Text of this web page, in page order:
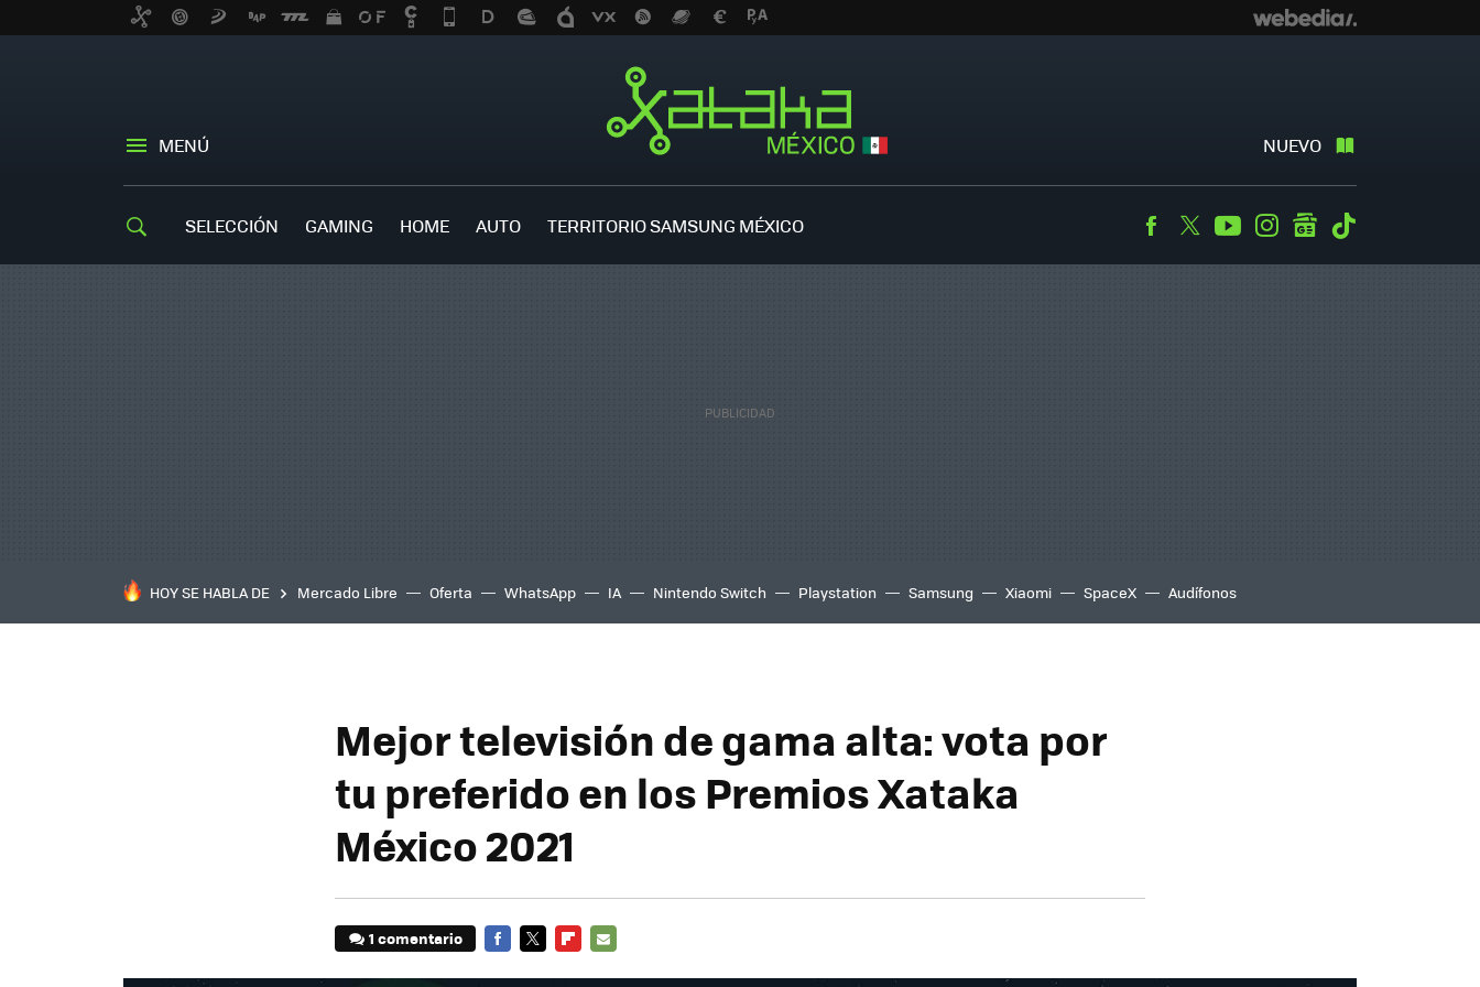
MENÚ NUEVO
SELECCIÓN GAMING HOME AUTO TERRITORIO SAMSUNG MÉXICO Facebook
TwitterYoutubeInstagramgooglenews
HOY SE HABLA DE Mercado Libre Oferta WhatsApp IA Nintendo Switch Playstation Samsung Xiaomi SpaceX Audífonos
Mejor televisión de gama alta: vota por
tu preferido en los Premios Xataka
México 2021
1 comentario